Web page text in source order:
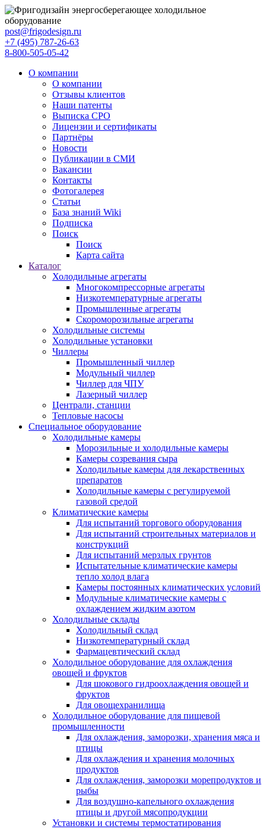
post@frigodesign.ru
+7 (495) 787-26-63
8-800-505-05-42
О компании
О компании
Отзывы клиентов
Наши патенты
Выписка СРО
Лицензии и сертификаты
Партнёры
Новости
Публикации в СМИ
Вакансии
Контакты
Фотогалерея
Статьи
База знаний Wiki
Подписка
Поиск
Поиск
Карта сайта
Каталог
Холодильные агрегаты
Многокомпрессорные агрегаты
Низкотемпературные агрегаты
Промышленные агрегаты
Скороморозильные агрегаты
Холодильные системы
Холодильные установки
Чиллеры
Промышленный чиллер
Модульный чиллер
Чиллер для ЧПУ
Лазерный чиллер
Централи, станции
Тепловые насосы
Специальное оборудование
Холодильные камеры
Морозильные и холодильные камеры
Камеры созревания сыра
Холодильные камеры для лекарственных
препаратов
Холодильные камеры с регулируемой
газовой средой
Климатические камеры
Для испытаний торгового оборудования
Для испытаний строительных материалов и
конструкций
Для испытаний мерзлых грунтов
Испытательные климатические камеры
тепло холод влага
Камеры постоянных климатических условий
Модульные климатические камеры с
охлаждением жидким азотом
Холодильные склады
Холодильный склад
Низкотемпературный склад
Фармацевтический склад
Холодильное оборудование для охлаждения
овощей и фруктов
Для шокового гидроохлаждения овощей и
фруктов
Для овощехранилища
Холодильное оборудование для пищевой
промышленности
Для охлаждения, заморозки, хранения мяса и
птицы
Для охлаждения и хранения молочных
продуктов
Для охлаждения, заморозки морепродуктов и
рыбы
Для воздушно-капельного охлаждения
птицы и другой мясопродукции
Установки и системы термостатирования